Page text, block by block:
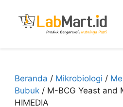
Beranda / Mikrobiologi /
Bubuk / M-BCG Yeast and
HIMEDIA